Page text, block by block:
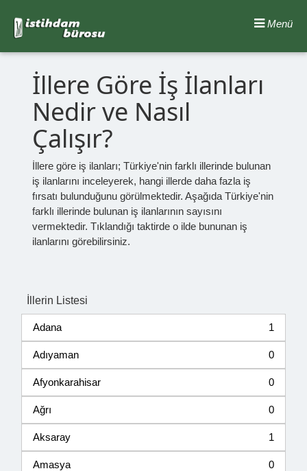
Menü
İllere Göre İş İlanları
Nedir ve Nasıl
Çalışır?
İllere göre iş ilanları; Türkiye'nin farklı illerinde bulunan
iş ilanlarını inceleyerek, hangi illerde daha fazla iş
fırsatı bulunduğunu görülmektedir. Aşağıda Türkiye'nin
farklı illerinde bulunan iş ilanlarının sayısını
vermektedir. Tıklandığı taktirde o ilde bununan iş
ilanlarını görebilirsiniz.
İllerin Listesi
Adana 1
Adıyaman 0
Afyonkarahisar 0
Ağrı 0
Aksaray 1
Amasya 0